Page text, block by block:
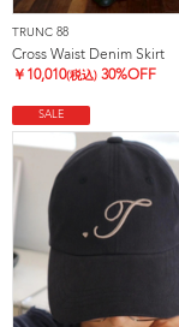
TRUNC 88
Cross Waist Denim Skirt
￥ 10,010(税込) 30%OFF
SALE